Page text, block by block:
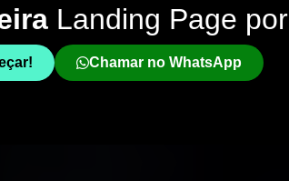
Landing Page por
Chamar no WhatsApp